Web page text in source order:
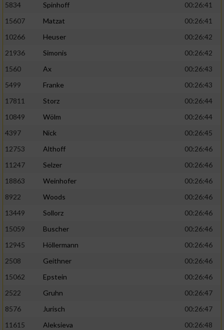
5834
Spinhoff
00:26:41
15607
Matzat
00:26:41
10266
Heuser
00:26:42
21936
Simonis
00:26:42
1560
Ax
00:26:43
5499
Franke
00:26:43
17811
Storz
00:26:44
10849
Wölm
00:26:44
4397
Nick
00:26:45
12753
Althoff
00:26:46
11247
Selzer
00:26:46
18863
Weinhofer
00:26:46
8922
Woods
00:26:46
13449
Sollorz
00:26:46
15059
Buscher
00:26:46
12945
Höllermann
00:26:46
2508
Geithner
00:26:46
15062
Epstein
00:26:46
2522
Gruhn
00:26:47
8576
Jurisch
00:26:47
11615
Aleksieva
00:26:48